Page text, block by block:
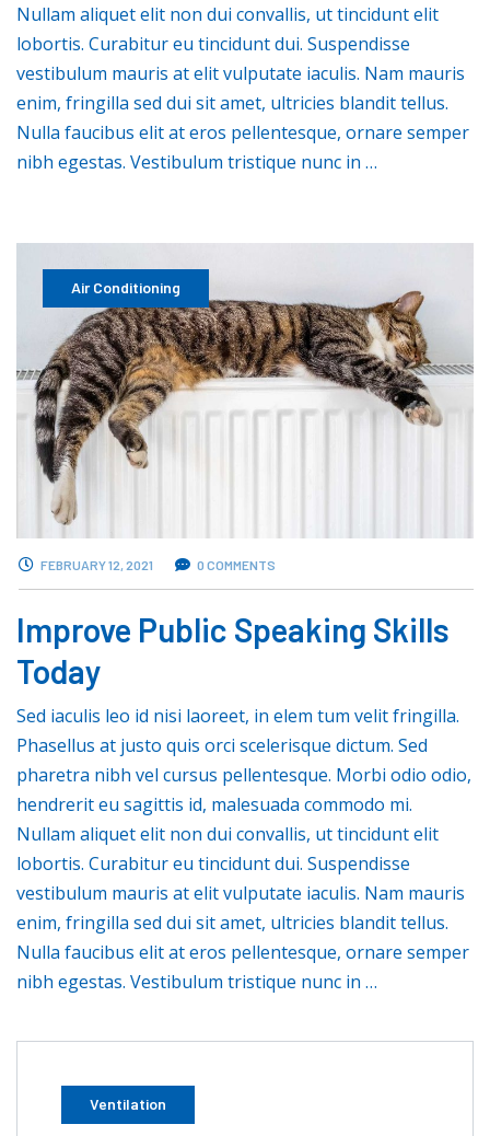
Nullam aliquet elit non dui convallis, ut tincidunt elit
lobortis. Curabitur eu tincidunt dui. Suspendisse
vestibulum mauris at elit vulputate iaculis. Nam mauris
enim, fringilla sed dui sit amet, ultricies blandit tellus.
Nulla faucibus elit at eros pellentesque, ornare semper
nibh egestas. Vestibulum tristique nunc in …
Air Conditioning
FEBRUARY 12, 2021 0 COMMENTS
Improve Public Speaking Skills
Today
Sed iaculis leo id nisi laoreet, in elem tum velit fringilla.
Phasellus at justo quis orci scelerisque dictum. Sed
pharetra nibh vel cursus pellentesque. Morbi odio odio,
hendrerit eu sagittis id, malesuada commodo mi.
Nullam aliquet elit non dui convallis, ut tincidunt elit
lobortis. Curabitur eu tincidunt dui. Suspendisse
vestibulum mauris at elit vulputate iaculis. Nam mauris
enim, fringilla sed dui sit amet, ultricies blandit tellus.
Nulla faucibus elit at eros pellentesque, ornare semper
nibh egestas. Vestibulum tristique nunc in …
Ventilation